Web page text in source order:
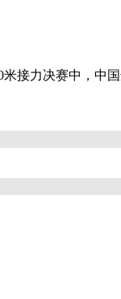
接力决赛中，中